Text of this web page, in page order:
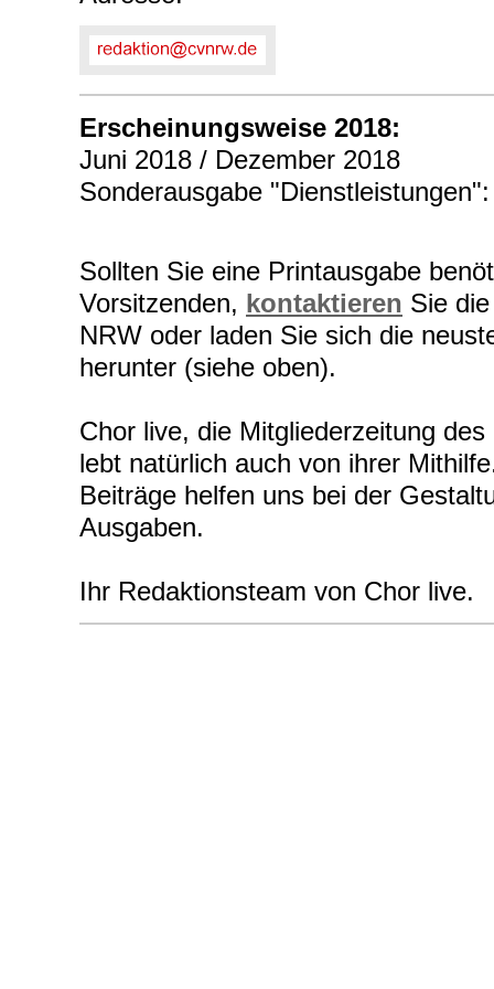
Erscheinungsweise 2018:
Juni 2018 / Dezember 2018
Sonderausgabe
Sollten Sie eine Printausgabe
Vorsitzenden, kontaktieren Sie
NRW oder laden Sie sich die
herunter (siehe oben).
Chor live, die Mitgliederzeitung
lebt natürlich auch von ihrer
Beiträge helfen uns bei der
Ausgaben.
Ihr Redaktionsteam von Chor live.